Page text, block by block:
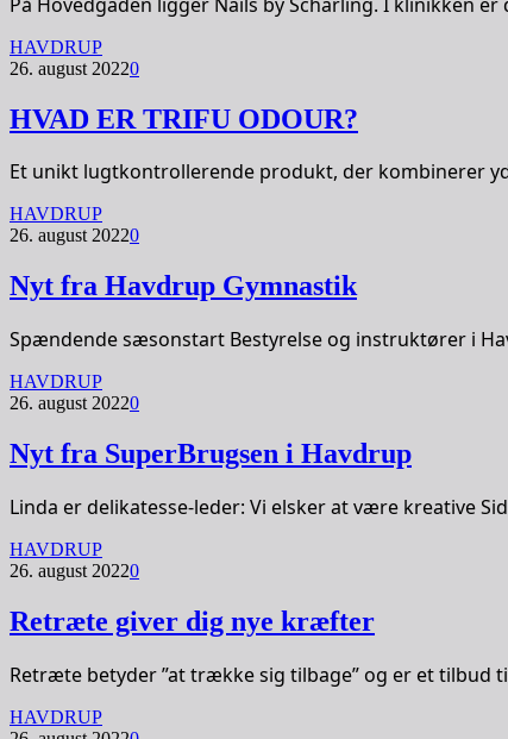
HAVDRUP
26. august 20220
HVAD ER TRIFU ODOUR?
Et unikt lugtkontrollerende produkt, der kombinerer
HAVDRUP
26. august 20220
Nyt fra Havdrup Gymnastik
Spændende sæsonstart Bestyrelse og instruktører i
HAVDRUP
26. august 20220
Nyt fra SuperBrugsen i Havdrup
Linda er delikatesse-leder: Vi elsker at være kreative
HAVDRUP
26. august 20220
Retræte giver dig nye kræfter
Retræte betyder ”at trække sig tilbage” og er et tilbud
HAVDRUP